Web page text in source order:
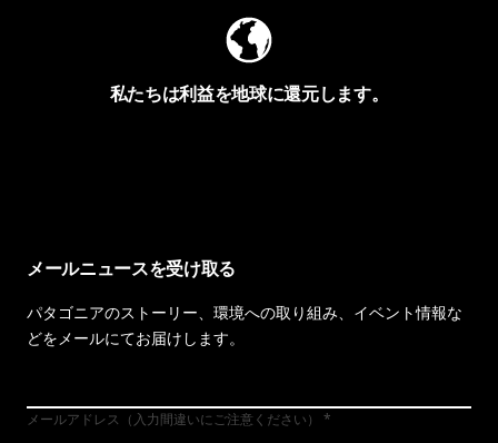
私たちは利益を地球に還元します。
メールニュースを受け取る
パタゴニアのストーリー、環境への取り組み、イベント情報な
どをメールにてお届けします。
メールアドレス（入力間違いにご注意ください）